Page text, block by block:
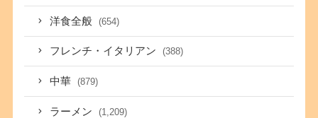
洋食全般 (654)
フレンチ・イタリアン (388)
中華 (879)
ラーメン (1,209)